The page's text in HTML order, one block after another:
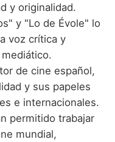
y originalidad.
y "Lo de Évole" lo
voz crítica y
de cine español,
y sus papeles
e internacionales.
permitido trabajar
mundial,